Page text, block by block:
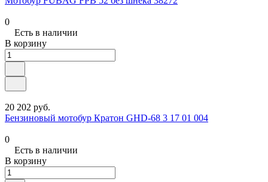
0
Есть в наличии
В корзину
20 202 руб.
Бензиновый мотобур Кратон GHD-68 3 17 01 004
0
Есть в наличии
В корзину